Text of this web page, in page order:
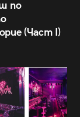
по
(Част I)